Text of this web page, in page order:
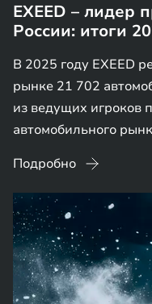
EXEED – лидер
России: итоги
В 2025 году EXEED
рынке 21 702
из ведущих игроков
автомобильного
Подробно